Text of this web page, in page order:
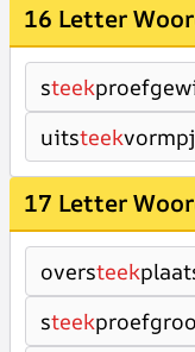
16 Letter
steek
uitsteek
17 Letter
oversteek
steek